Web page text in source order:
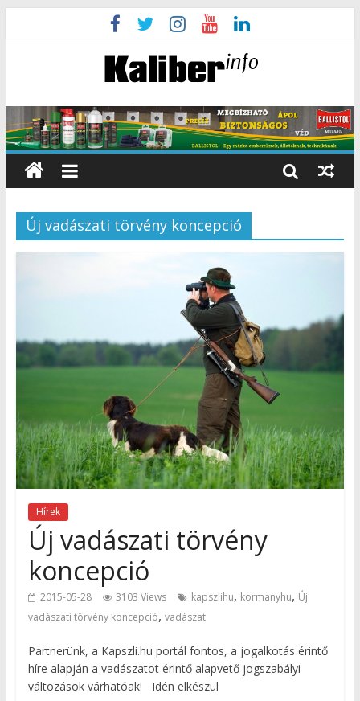
Új vadászati törvény koncepció
Hírek
Új vadászati törvény
koncepció
2015-05-28 3103 Views kapszlihu, kormanyhu, Új
vadászati törvény koncepció, vadászat
Partnerünk, a Kapszli.hu portál fontos, a jogalkotás érintő
híre alapján a vadászatot érintő alapvető jogszabályi
változások várhatóak! Idén elkészül